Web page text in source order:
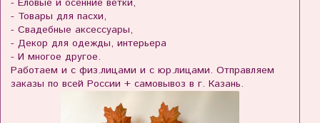
- Еловые и осенние ветки,
- Товары для пасхи,
- Свадебные аксессуары,
- Декор для одежды, интерьера
- И многое другое.
Работаем и с физ.лицами и с юр.лицами. Отправляем
заказы по всей России + самовывоз в г. Казань.